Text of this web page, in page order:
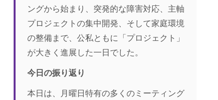
ングから始まり、突発的な障害対応、主軸
プロジェクトの集中開発、そして家庭環境
の整備まで、公私ともに「プロジェクト」
が大きく進展した一日でした。
今日の振り返り
本日は、月曜日特有の多くのミーティング